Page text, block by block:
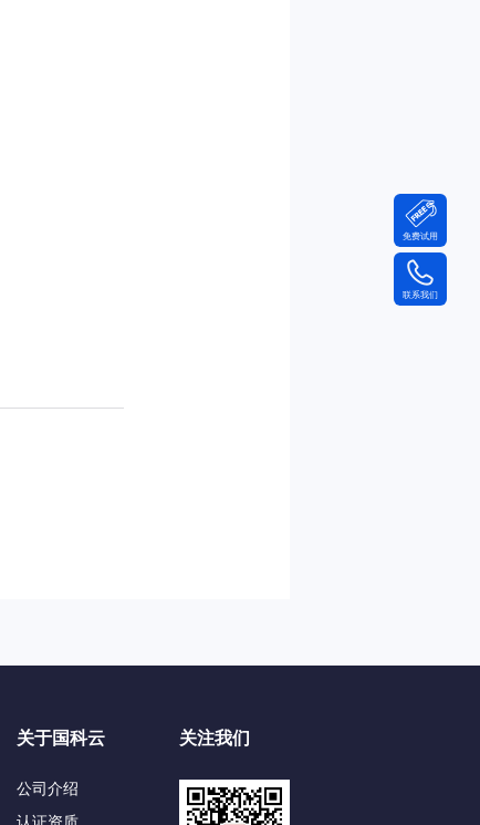
关于国科云
公司介绍
关注我们
免费试用
联系我们